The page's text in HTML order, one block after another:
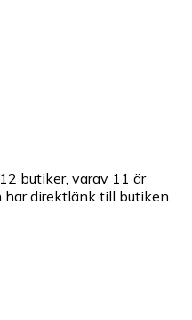
butiker, varav 11 är
har direktlänk till butiken.